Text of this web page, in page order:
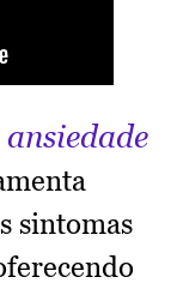
ansiedade
sintomas